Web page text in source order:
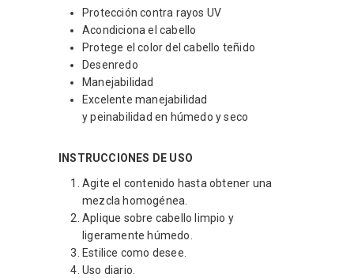
Protección contra rayos UV​
Acondiciona el cabello ​
Protege el color del cabello teñido​
Desenredo ​
Manejabilidad​
Excelente manejabilidad
y peinabilidad en húmedo y seco
INSTRUCCIONES DE USO
Agite el contenido hasta obtener una
mezcla homogénea.
Aplique sobre cabello limpio y
ligeramente húmedo.
Estilice como desee.
Uso diario.